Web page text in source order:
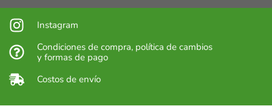
Instagram
Condiciones de compra, política de cambios
y formas de pago
Costos de envío